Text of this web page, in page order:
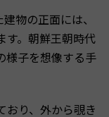
物の正面には、
す。朝鮮王朝時代
様子を想像する手
おり、外から覗き